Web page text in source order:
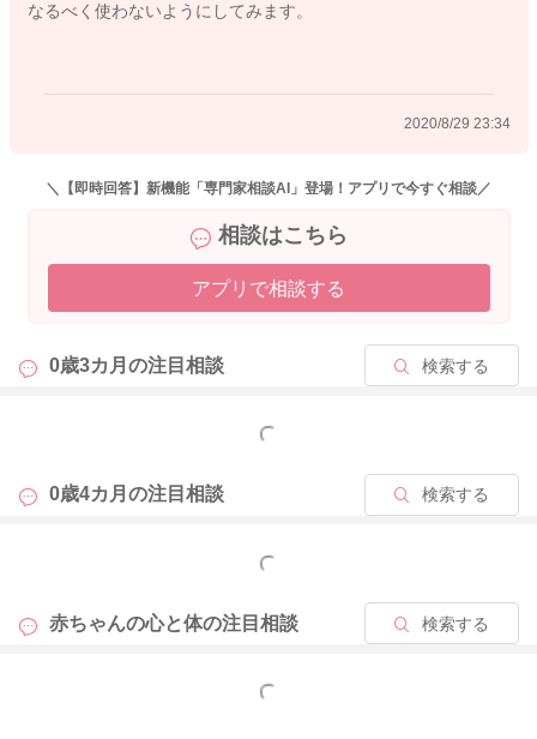
なるべく使わないようにしてみます。
2020/8/29 23:34
＼【即時回答】新機能「専門家相談AI」登場！アプリで今すぐ相談／
相談はこちら
アプリで相談する
0歳3カ月の注目相談 検索する
もっと見る
0歳4カ月の注目相談 検索する
もっと見る
赤ちゃんの心と体の注目相談 検索する
もっと見る